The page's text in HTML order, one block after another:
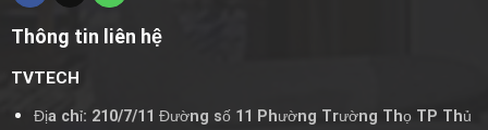
Thông tin liên hệ
TVTECH
Địa chỉ: 210/7/11 Đường số 11 Phường Trường Thọ TP Thủ